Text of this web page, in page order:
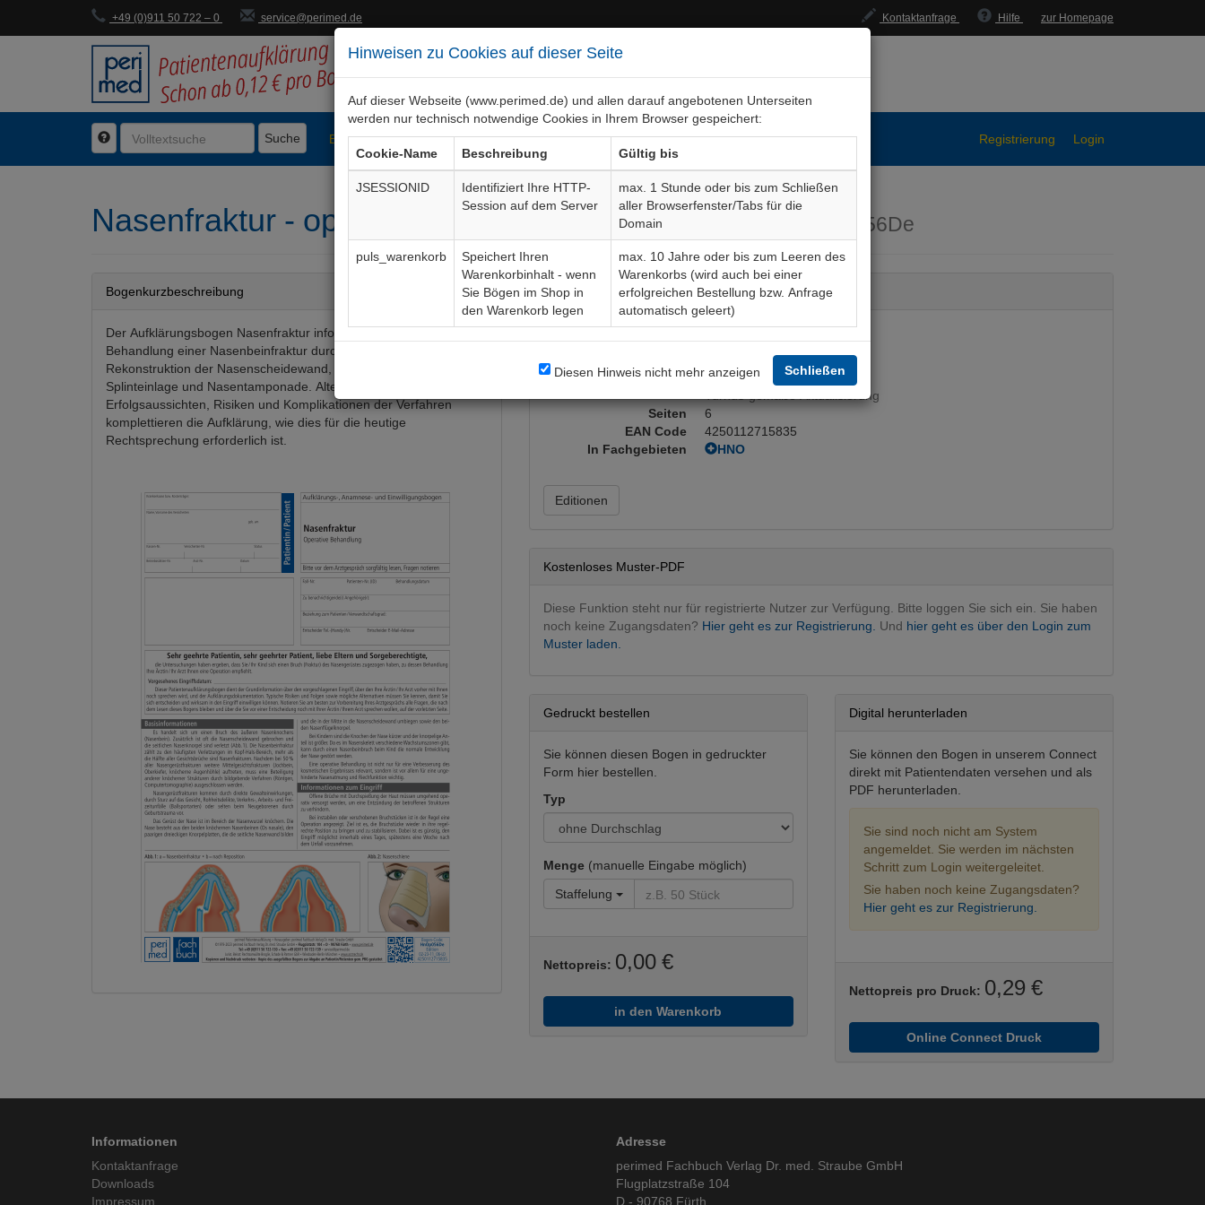
+49 (0)911 50 722 – 0 service@perimed.de Kontaktanfrage Hilfe zur Homepage
Suche BogenFachgebiete Bogen-Gesamtübersicht Registrierung Login
Hinweisen zu Cookies auf dieser Seite
Auf dieser Webseite (www.perimed.de) und allen darauf angebotenen Unterseiten
werden nur technisch notwendige Cookies in Ihrem Browser gespeichert:
Cookie-Name Beschreibung
Gültig bis
JSESSIONID
Identifiziert Ihre HTTP-
Session auf dem Server
max. 1 Stunde oder bis zum Schließen
aller Browserfenster/Tabs für die
Domain
puls_warenkorb
Speichert Ihren
Warenkorbinhalt - wenn
Sie Bögen im Shop in
den Warenkorb legen
max. 10 Jahre oder bis zum Leeren des
Warenkorbs (wird auch bei einer
erfolgreichen Bestellung bzw. Anfrage
automatisch geleert)
Diesen Hinweis nicht mehr anzeigen Schließen
Nasenfraktur - operative Behandlung Aufklärungsbogen HnOp056De
Bogenkurzbeschreibung
Der Aufklärungsbogen Nasenfraktur informiert über die operative
Behandlung einer Nasenbeinfraktur durch Reposition, ggfs. mit
Rekonstruktion der Nasenscheidewand, Hämatomentfernung,
Splinteinlage und Nasentamponade. Alternative Methoden,
Erfolgsaussichten, Risiken und Komplikationen der Verfahren
komplettieren die Aufklärung, wie dies für die heutige
Rechtsprechung erforderlich ist.
Bogendetails
Aktuelle Edition
02-23-11
Turnus-gemäße Aktualisierung
Seiten
6
EAN Code
4250112715835
In Fachgebieten
HNO
Editionen
Kostenloses Muster-PDF
Diese Funktion steht nur für registrierte Nutzer zur Verfügung. Bitte loggen Sie sich ein. Sie haben
noch keine Zugangsdaten? Hier geht es zur Registrierung. Und hier geht es über den Login zum
Muster laden.
Gedruckt bestellen
Sie können diesen Bogen in gedruckter
Form hier bestellen.
Typ
Menge (manuelle Eingabe möglich)
Staffelung
Nettopreis: 0,00 €
in den Warenkorb
Digital herunterladen
Sie können den Bogen in unserem Connect
direkt mit Patientendaten versehen und als
PDF herunterladen.
Sie sind noch nicht am System
angemeldet. Sie werden im nächsten
Schritt zum Login weitergeleitet.
Sie haben noch keine Zugangsdaten?
Hier geht es zur Registrierung.
Nettopreis pro Druck: 0,29 €
Online Connect Druck
Informationen
Kontaktanfrage
Downloads
Impressum
Adresse
perimed Fachbuch Verlag Dr. med. Straube GmbH
Flugplatzstraße 104
D - 90768 Fürth